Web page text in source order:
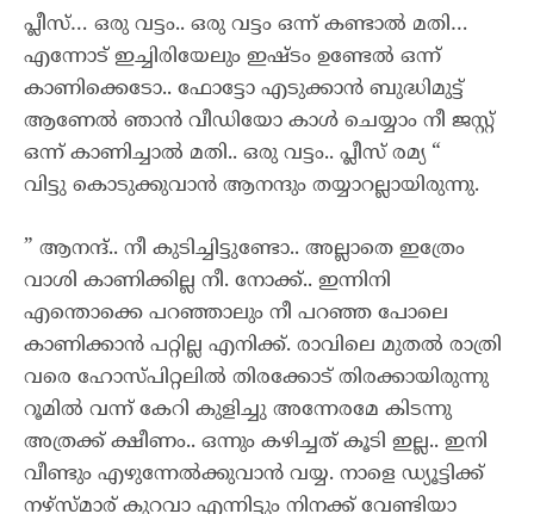
പ്ലീസ്… ഒരു വട്ടം.. ഒരു വട്ടം ഒന്ന് കണ്ടാൽ മതി…
എന്നോട് ഇച്ചിരിയേലും ഇഷ്ടം ഉണ്ടേൽ ഒന്ന്
കാണിക്കെടോ.. ഫോട്ടോ എടുക്കാൻ ബുദ്ധിമുട്ട്
ആണേൽ ഞാൻ വീഡിയോ കാൾ ചെയ്യാം നീ ജസ്റ്റ്
ഒന്ന് കാണിച്ചാൽ മതി.. ഒരു വട്ടം.. പ്ലീസ് രമ്യ “
വിട്ടു കൊടുക്കുവാൻ ആനന്ദും തയ്യാറല്ലായിരുന്നു.
” ആനന്ദ്.. നീ കുടിച്ചിട്ടുണ്ടോ.. അല്ലാതെ ഇത്രേം
വാശി കാണിക്കില്ല നീ. നോക്ക്.. ഇന്നിനി
എന്തൊക്കെ പറഞ്ഞാലും നീ പറഞ്ഞ പോലെ
കാണിക്കാൻ പറ്റില്ല എനിക്ക്. രാവിലെ മുതൽ രാത്രി
വരെ ഹോസ്പിറ്റലിൽ തിരക്കോട് തിരക്കായിരുന്നു
റൂമിൽ വന്ന് കേറി കുളിച്ചു അന്നേരമേ കിടന്നു
അത്രക്ക് ക്ഷീണം.. ഒന്നും കഴിച്ചത് കൂടി ഇല്ല.. ഇനി
വീണ്ടും എഴുന്നേൽക്കുവാൻ വയ്യ. നാളെ ഡ്യൂട്ടിക്ക്
നഴ്സ്മാര് കുറവാ എന്നിട്ടും നിനക്ക്‌ വേണ്ടിയാ